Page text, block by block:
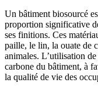
Un bâtiment biosourcé
proportion significative
ses finitions. Ces
paille, le lin, la ouate de
animales. L’utilisation
carbone du bâtiment, à
la qualité de vie des